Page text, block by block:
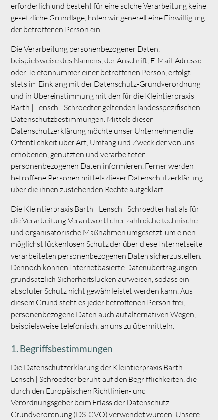
erforderlich und besteht für eine solche Verarbeitung keine
gesetzliche Grundlage, holen wir generell eine Einwilligung
der betroffenen Person ein.
Die Verarbeitung personenbezogener Daten,
beispielsweise des Namens, der Anschrift, E-Mail-Adresse
oder Telefonnummer einer betroffenen Person, erfolgt
stets im Einklang mit der Datenschutz-Grundverordnung
und in Übereinstimmung mit den für die Kleintierpraxis
Barth | Lensch | Schroedter geltenden landesspezifischen
Datenschutzbestimmungen. Mittels dieser
Datenschutzerklärung möchte unser Unternehmen die
Öffentlichkeit über Art, Umfang und Zweck der von uns
erhobenen, genutzten und verarbeiteten
personenbezogenen Daten informieren. Ferner werden
betroffene Personen mittels dieser Datenschutzerklärung
über die ihnen zustehenden Rechte aufgeklärt.
Die Kleintierpraxis Barth | Lensch | Schroedter hat als für
die Verarbeitung Verantwortlicher zahlreiche technische
und organisatorische Maßnahmen umgesetzt, um einen
möglichst lückenlosen Schutz der über diese Internetseite
verarbeiteten personenbezogenen Daten sicherzustellen.
Dennoch können Internetbasierte Datenübertragungen
grundsätzlich Sicherheitslücken aufweisen, sodass ein
absoluter Schutz nicht gewährleistet werden kann. Aus
diesem Grund steht es jeder betroffenen Person frei,
personenbezogene Daten auch auf alternativen Wegen,
beispielsweise telefonisch, an uns zu übermitteln.
1. Begriffsbestimmungen
Die Datenschutzerklärung der Kleintierpraxis Barth |
Lensch | Schroedter beruht auf den Begrifflichkeiten, die
durch den Europäischen Richtlinien- und
Verordnungsgeber beim Erlass der Datenschutz-
Grundverordnung (DS-GVO) verwendet wurden. Unsere